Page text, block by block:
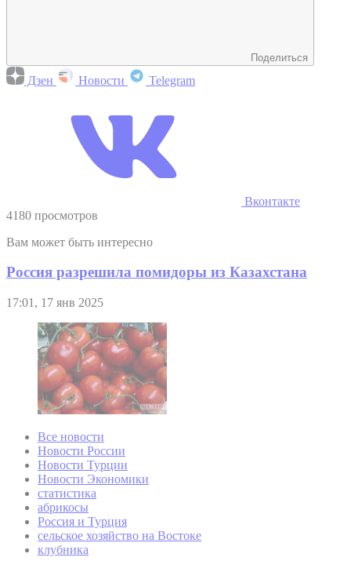
Поделиться
Дзен Новости Telegram
Вконтакте
4180 просмотров
Вам может быть интересно
Россия разрешила помидоры из Казахстана
17:01, 17 янв 2025
Все новости
Новости России
Новости Турции
Новости Экономики
статистика
абрикосы
Россия и Турция
сельское хозяйство на Востоке
клубника